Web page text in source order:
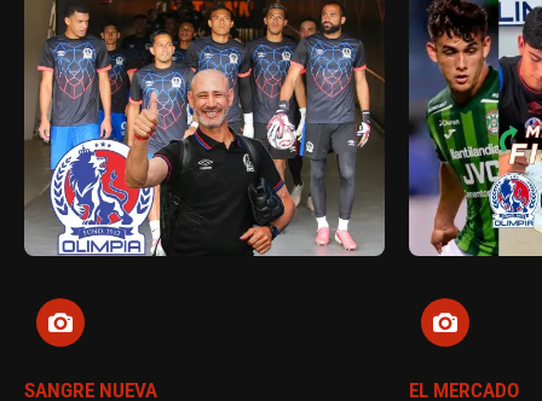
SANGRE NUEVA EL MERCADO